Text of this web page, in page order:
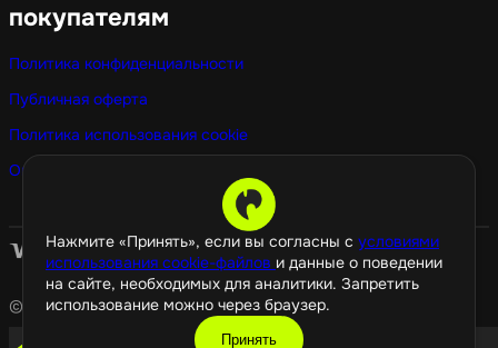
Нажмите «Принять», если вы согласны с условиями
использования cookie-файлов и данные о поведении
на сайте, необходимых для аналитики. Запретить
использование можно через браузер.
Принять
покупателям
Политика конфиденциальности
Публичная оферта
Политика использования cookie
Оптовые покупки
© 2026 GamePropaganda